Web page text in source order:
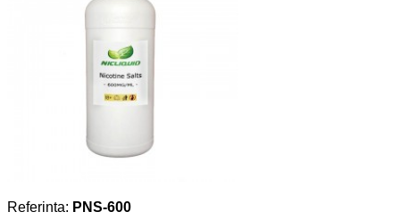
Referinta: PNS-600